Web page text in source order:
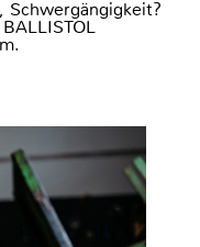
Schwergängigkeit?